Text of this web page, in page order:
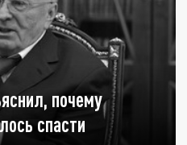
почему
спасти